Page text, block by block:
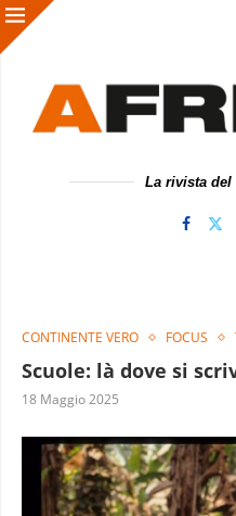
La rivista del
CONTINENTE VERO FOCUS
Scuole: là dove si
18 Maggio 2025